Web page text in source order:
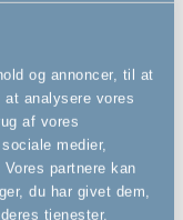
og annoncer, til at
analysere vores
af vores
medier,
partnere kan
du har givet dem,
tjenester.